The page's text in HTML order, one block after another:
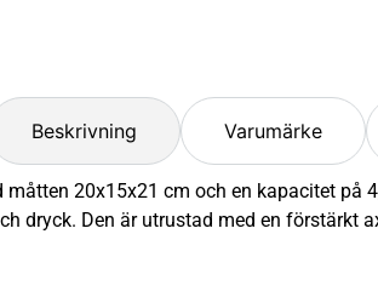
Beskrivning Varumärke
20x15x21 cm och en kapacitet på
dryck. Den är utrustad med en förstärkt